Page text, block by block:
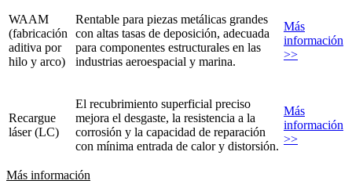
WAAM
(fabricación
aditiva por
hilo y arco)
Rentable para piezas metálicas grandes
con altas tasas de deposición, adecuada
para componentes estructurales en las
industrias aeroespacial y marina.
Más
información
>>
Recargue
láser (LC)
El recubrimiento superficial preciso
mejora el desgaste, la resistencia a la
corrosión y la capacidad de reparación
con mínima entrada de calor y distorsión.
Más
información
>>
Más información